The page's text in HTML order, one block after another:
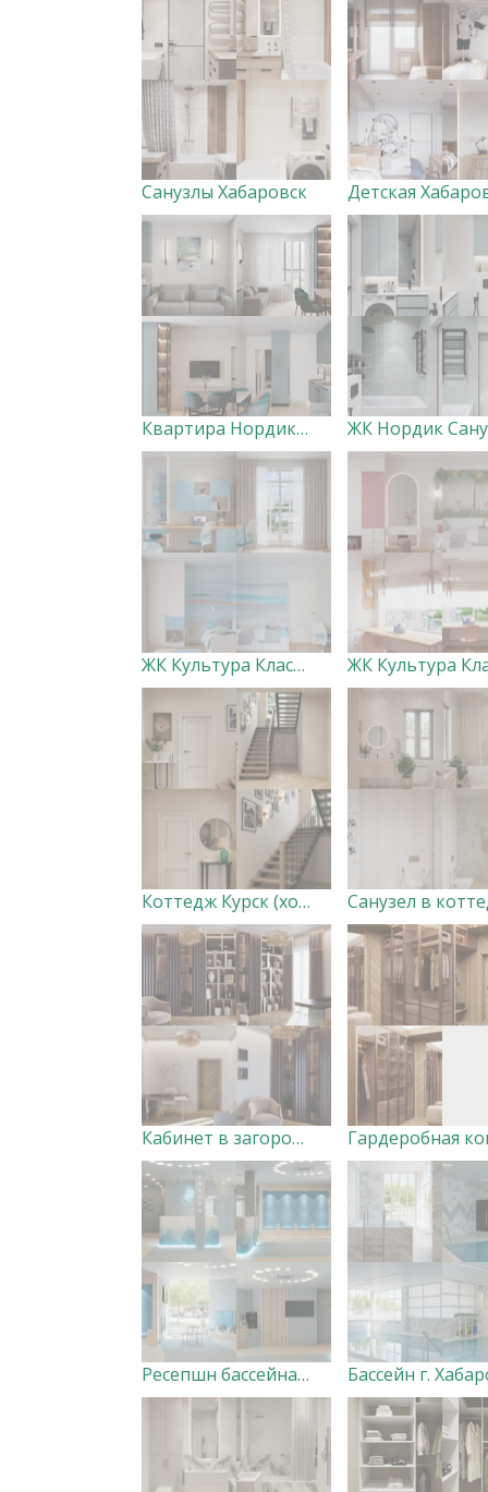
Санузлы Хабаровск Детская
Квартира Нордик (прихожая, кухня-гостиная с лоджией и спальня) ЖК Нордик
ЖК Культура Классика Детская голубая
Коттедж Курск (холл с лестницей)
Кабинет в загородном доме Дизайнер Светлана Кузнецова
Ресепшн бассейна Лазурь г. Хабаровск Дизайнер Елена Кротова